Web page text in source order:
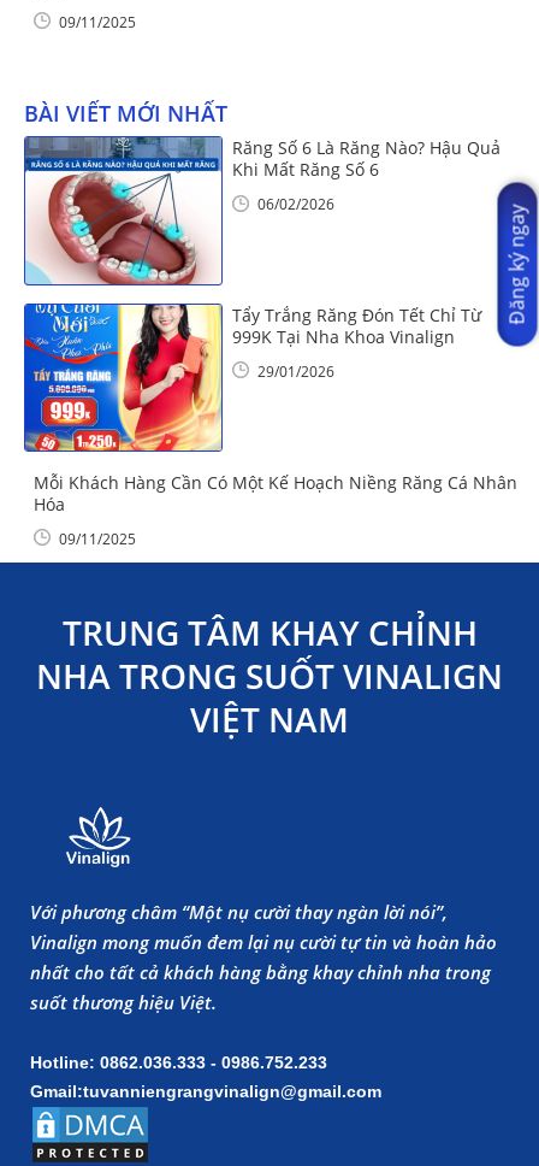
09/11/2025
BÀI VIẾT MỚI NHẤT
Răng Số 6 Là Răng Nào? Hậu Quả
Khi Mất Răng Số 6
06/02/2026
Tẩy Trắng Răng Đón Tết Chỉ Từ
999K Tại Nha Khoa Vinalign
29/01/2026
Mỗi Khách Hàng Cần Có Một Kế Hoạch Niềng Răng Cá Nhân
Hóa
09/11/2025
TRUNG TÂM KHAY CHỈNH
NHA TRONG SUỐT VINALIGN
VIỆT NAM
Với phương châm “Một nụ cười thay ngàn lời nói”,
Vinalign mong muốn đem lại nụ cười tự tin và hoàn hảo
nhất cho tất cả khách hàng bằng khay chỉnh nha trong
suốt thương hiệu Việt.
Hotline: 0862.036.333 - 0986.752.233
Gmail:tuvanniengrangvinalign@gmail.com
Đăng ký ngay